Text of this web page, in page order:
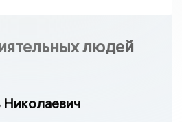
людей
Николаевич